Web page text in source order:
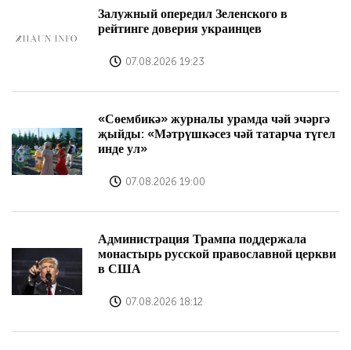
Залужный опередил Зеленского в
рейтинге доверия украинцев
07.08.2026 19:23
«Сөембикә» журналы урамда чәй эчәргә
җыйды: «Мәтрүшкәсез чәй татарча түгел
инде ул»
07.08.2026 19:00
Администрация Трампа поддержала
монастырь русской православной церкви
в США
07.08.2026 18:12